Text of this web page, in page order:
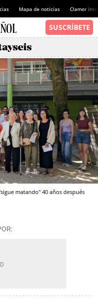
Mapa de noticias Clamor
matando" 40 años después